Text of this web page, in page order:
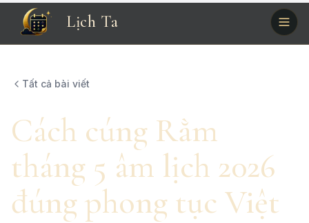
Lịch Ta
Tất cả bài viết
Cách cúng Rằm
tháng 5 âm lịch 2026
đúng phong tục Việt